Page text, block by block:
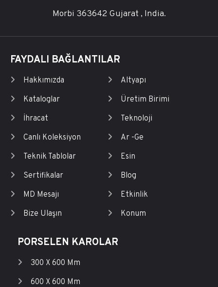
Morbi 363642 Gujarat , India.
FAYDALI BAĞLANTILAR
Hakkımızda
Kataloglar
İhracat
Canlı Koleksiyon
Teknik Tablolar
Sertifikalar
MD Mesajı
Bize Ulaşın
Altyapı
Üretim Birimi
Teknoloji
Ar -Ge
Esin
Blog
Etkinlik
Konum
PORSELEN KAROLAR
300 X 600 Mm
600 X 600 Mm